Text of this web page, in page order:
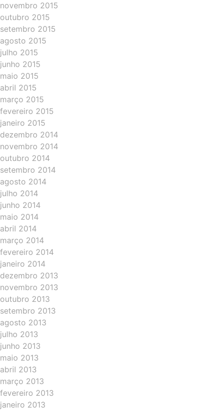
novembro 2015
outubro 2015
setembro 2015
agosto 2015
julho 2015
junho 2015
maio 2015
abril 2015
março 2015
fevereiro 2015
janeiro 2015
dezembro 2014
novembro 2014
outubro 2014
setembro 2014
agosto 2014
julho 2014
junho 2014
maio 2014
abril 2014
março 2014
fevereiro 2014
janeiro 2014
dezembro 2013
novembro 2013
outubro 2013
setembro 2013
agosto 2013
julho 2013
junho 2013
maio 2013
abril 2013
março 2013
fevereiro 2013
janeiro 2013